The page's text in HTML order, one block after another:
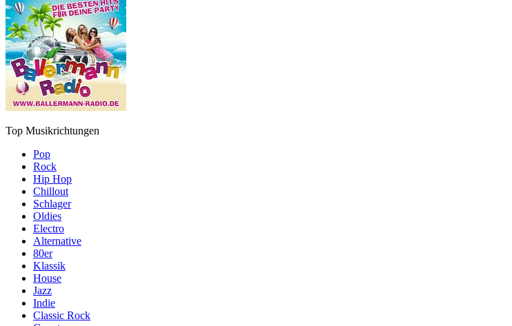
Top Musikrichtungen
Pop
Rock
Hip Hop
Chillout
Schlager
Oldies
Electro
Alternative
80er
Klassik
House
Jazz
Indie
Classic Rock